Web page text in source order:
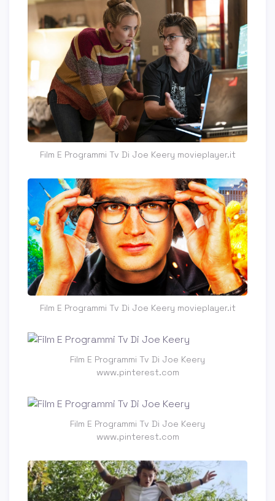
Film E Programmi Tv Di Joe Keery movieplayer.it
Film E Programmi Tv Di Joe Keery movieplayer.it
Film E Programmi Tv Di Joe Keery
www.pinterest.com
Film E Programmi Tv Di Joe Keery
www.pinterest.com